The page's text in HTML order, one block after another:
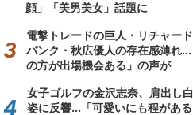
顔」「美男美女」話題に
電撃トレードの巨人・リチャー
バンク・秋広優人の存在感薄れ
の方が出場機会ある」の声が
女子ゴルフの金沢志奈、肩出し
姿に反響...「可愛いにも程があ